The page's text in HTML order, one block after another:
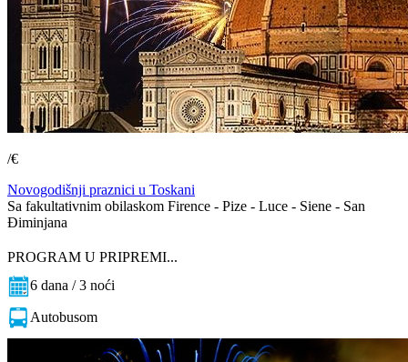
/€
Novogodišnji praznici u Toskani
Sa fakultativnim obilaskom Firence - Pize - Luce - Siene - San
Điminjana
PROGRAM U PRIPREMI...
6 dana / 3 noći
Autobusom